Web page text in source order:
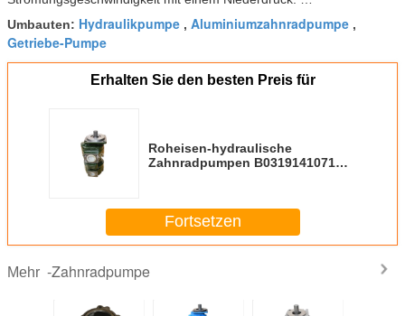
Umbauten: Hydraulikpumpe , Aluminiumzahnradpumpe ,
Getriebe-Pumpe
Erhalten Sie den besten Preis für
Roheisen-hydraulische
Zahnradpumpen B0319141071
Fortsetzen
Mehr -Zahnradpumpe